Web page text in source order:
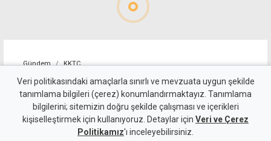
Gündem KKTC
Öztürkler'den Fidan'a
teşekkür: Egemen eşitlikten
taviz verilmeyecek
Veri politikasındaki amaçlarla sınırlı ve mevzuata uygun şekilde
tanımlama bilgileri (çerez) konumlandırmaktayız. Tanımlama
bilgilerini; sitemizin doğru şekilde çalışması ve içerikleri
kişiselleştirmek için kullanıyoruz. Detaylar için Veri ve Çerez
Politikamız'ı inceleyebilirsiniz.